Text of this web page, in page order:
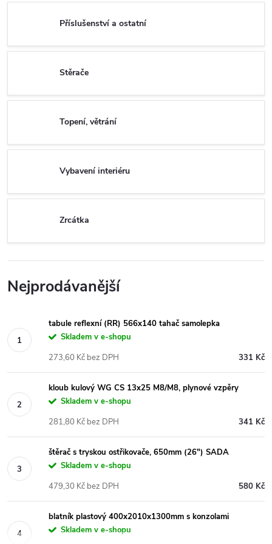
Příslušenství a ostatní
Stěrače
Topení, větrání
Vybavení interiéru
Zrcátka
Nejprodávanější
tabule reflexní (RR) 566x140 tahač samolepka
Skladem v e-shopu
331 Kč
273,60 Kč bez DPH
kloub kulový WG CS 13x25 M8/M8, plynové vzpěry
Skladem v e-shopu
341 Kč
281,80 Kč bez DPH
štěrač s tryskou ostřikovače, 650mm (26") SADA
Skladem v e-shopu
580 Kč
479,30 Kč bez DPH
blatník plastový 400x2010x1300mm s konzolami
Skladem v e-shopu